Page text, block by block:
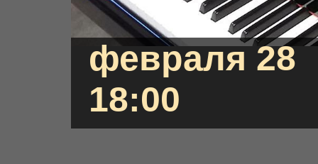
февраля 28
18:00